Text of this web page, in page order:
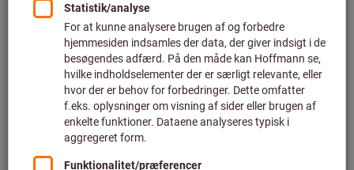
Klik for at forstørre billedet